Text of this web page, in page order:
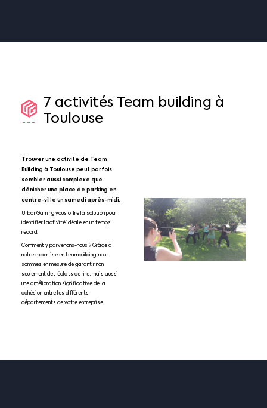
7 activités Team building à
Toulouse
Trouver une activité de Team
Building à Toulouse peut parfois
sembler aussi complexe que
dénicher une place de parking en
centre-ville un samedi après-midi.
UrbanGaming vous offre la solution pour
identifier l’activité idéale en un temps
record.
Comment y parvenons-nous ? Grâce à
notre expertise en teambuilding, nous
sommes en mesure de garantir non
seulement des éclats de rire, mais aussi
une amélioration significative de la
cohésion entre les différents
départements de votre entreprise.